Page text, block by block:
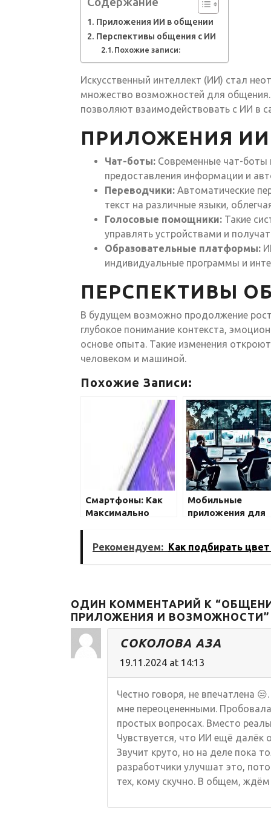
Приложения ИИ в общении
Перспективы общения с ИИ
Похожие записи:
Искусственный интеллект (ИИ) стал
множество возможностей для общения.
позволяют взаимодействовать с ИИ в
ПРИЛОЖЕНИЯ
Чат-боты: Современные чат-
предоставления информации и
Переводчики: Автоматические
текст на различные языки,
Голосовые помощники: Такие
управлять устройствами и
Образовательные платформы:
индивидуальные программы и
ПЕРСПЕКТИВЫ
В будущем возможно продолжение
глубокое понимание контекста,
основе опыта. Такие изменения
человеком и машиной.
Похожие Записи:
Смартфоны: Как
Максимально
Мобильные
приложения для
Рекомендуем: Как подбирать
ОДИН КОММЕНТАРИЙ К
ПРИЛОЖЕНИЯ И ВОЗМОЖНОСТИ”
СОКОЛОВА АЗА
19.11.2024 at 14:13
Честно говоря, не впечатлена
мне переоцененными.
простых вопросах. Вместо
Чувствуется, что ИИ ещё далёк
Звучит круто, но на деле пока
разработчики улучшат это,
тех, кому скучно. В общем,